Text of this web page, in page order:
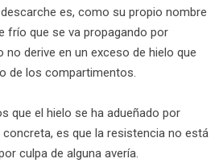
es, como su propio nombre
frío que se va propagando por
derive en un exceso de hielo que
de los compartimentos.
que el hielo se ha adueñado por
es que la resistencia no está
culpa de alguna avería.